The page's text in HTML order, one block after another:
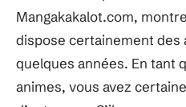
Mangakakalot.com,
dispose certainement des
quelques années. En tant
animes, vous avez